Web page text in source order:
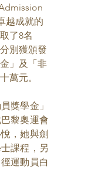
越成就的
了8名
別獲頒發
」及「非
萬元。
獎學金」
黎奧運會
，她與劍
課程，另
運動員白